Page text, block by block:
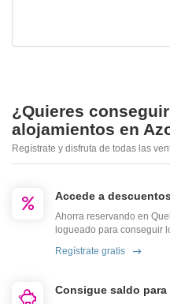
¿Quieres
alojamientos en
Regístrate y disfruta de todas las
Accede a
Ahorra reservando en
logueado para conseguir
Regístrate gratis
Consigue saldo